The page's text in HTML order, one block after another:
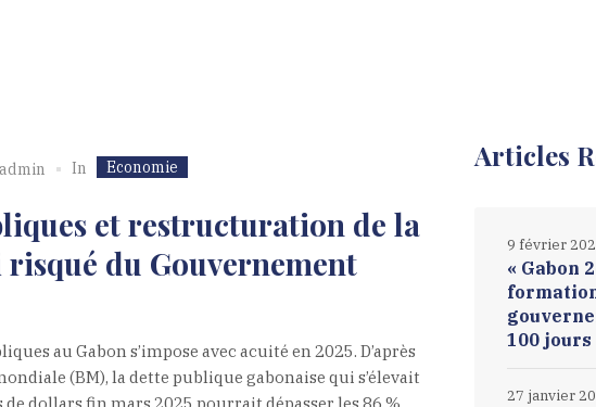
admin In Economie
et restructuration de la
du Gouvernement
au Gabon s’impose avec acuité en 2025. D’après
(BM), la dette publique gabonaise qui s’élevait
Articles
« Gabon
100 jours
9 février
27 janvier